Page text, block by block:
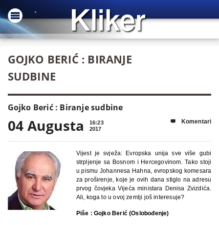
GOJKO BERIĆ : BIRANJE
SUDBINE
Gojko Berić : Biranje sudbine
04 Augusta
16:23
2017
 Komentari
Vijest je svježa: Evropska unija sve više gubi
strpljenje sa Bosnom i Hercegovinom. Tako stoji
u pismu Johannesa Hahna, evropskog komesara
za proširenje, koje je ovih dana stiglo na adresu
prvog čovjeka Vijeća ministara Denisa Zvizdića.
Ali, koga to u ovoj zemlji još interesuje?
Piše : Gojko Berić (Oslobođenje)